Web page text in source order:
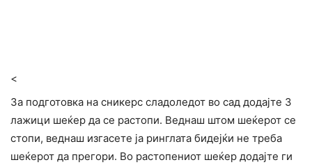
<
За подготовка на сникерс сладоледот во сад додајте 3
лажици шеќер да се растопи. Веднаш штом шеќерот се
стопи, веднаш изгасете ја ринглата бидејќи не треба
шеќерот да прегори. Во растопениот шеќер додајте ги